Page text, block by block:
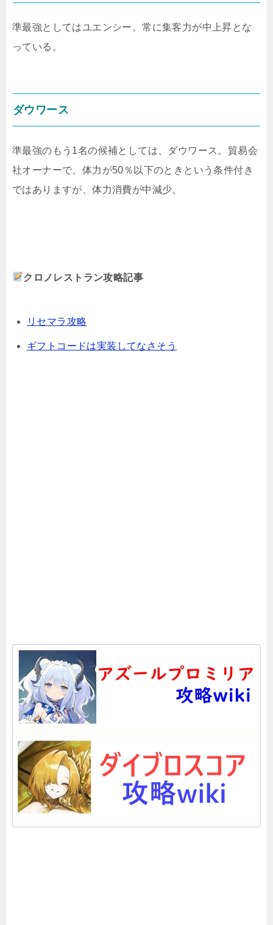
準最強としてはユエンシー。常に集客力が中上昇とな
っている。
ダウワース
準最強のもう1名の候補としては、ダウワース。貿易会
社オーナーで、体力が50％以下のときという条件付き
ではありますが、体力消費が中減少。
クロノレストラン攻略記事
リセマラ攻略
ギフトコードは実装してなさそう